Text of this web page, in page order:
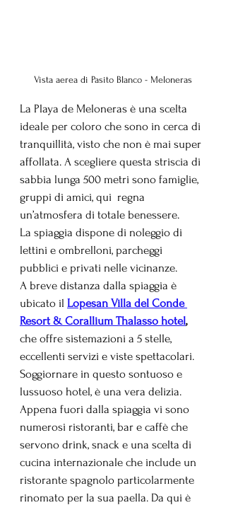
Vista aerea di Pasito Blanco - Meloneras
La Playa de Meloneras è una scelta
ideale per coloro che sono in cerca di
tranquillità, visto che non è mai super
affollata. A scegliere questa striscia di
sabbia lunga 500 metri sono famiglie,
gruppi di amici, qui  regna
un’atmosfera di totale benessere.
La spiaggia dispone di noleggio di
lettini e ombrelloni, parcheggi
pubblici e privati ​​nelle vicinanze.
A breve distanza dalla spiaggia è
ubicato il Lopesan Villa del Conde
Resort & Corallium Thalasso hotel,
che offre sistemazioni a 5 stelle,
eccellenti servizi e viste spettacolari.
Soggiornare in questo sontuoso e
lussuoso hotel, è una vera delizia.
Appena fuori dalla spiaggia vi sono
numerosi ristoranti, bar e caffè che
servono drink, snack e una scelta di
cucina internazionale che include un
ristorante spagnolo particolarmente
rinomato per la sua paella. Da qui è